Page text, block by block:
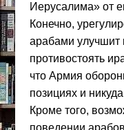
Иерусалима» от
Конечно,
арабами улучшит
противостоять
что Армия
позициях и
Кроме того,